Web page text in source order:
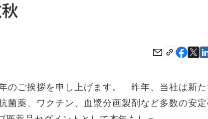
のご挨拶を申し上げます。 昨年、当社は新た
菌薬、ワクチン、血漿分画製剤など多数の安